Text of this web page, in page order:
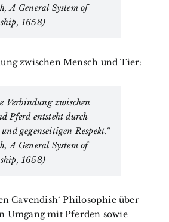
A General System of
1658)
zwischen Mensch und Tier:
Verbindung zwischen
Pferd entsteht durch
gegenseitigen Respekt.“
A General System of
1658)
Cavendish‘ Philosophie über
Umgang mit Pferden sowie